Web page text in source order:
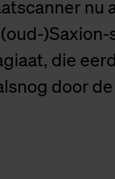
nu
die
door